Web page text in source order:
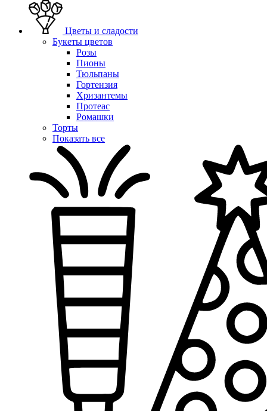
Цветы и сладости
Букеты цветов
Розы
Пионы
Тюльпаны
Гортензия
Хризантемы
Протеас
Ромашки
Торты
Показать все